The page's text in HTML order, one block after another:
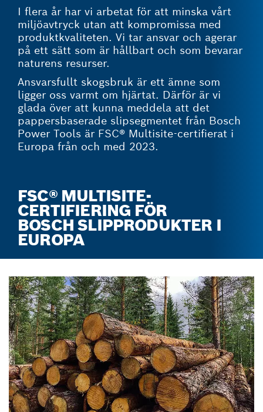
I flera år har vi arbetat för att minska vårt
miljöavtryck utan att kompromissa med
produktkvaliteten. Vi tar ansvar och agerar
på ett sätt som är hållbart och som bevarar
naturens resurser.
Ansvarsfullt skogsbruk är ett ämne som
ligger oss varmt om hjärtat. Därför är vi
glada över att kunna meddela att det
pappersbaserade slipsegmentet från Bosch
Power Tools är FSC® Multisite-certifierat i
Europa från och med 2023.
FSC® MULTISITE-
CERTIFIERING FÖR
BOSCH SLIPPRODUKTER I
EUROPA